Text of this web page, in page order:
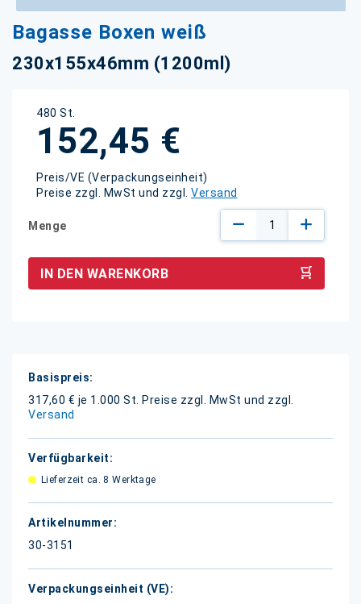
Bagasse Boxen weiß
230x155x46mm (1200ml)
480 St.
152,45 €
Preis/VE (Verpackungseinheit)
Preise zzgl. MwSt und zzgl. Versand
Menge
IN DEN WARENKORB
Weitere
Informationen
317,60 € je 1.000 St.
Preise zzgl. MwSt und zzgl.
Versand
Lieferzeit ca. 8 Werktage
30-3151
Anfang
der
Bildgalerie